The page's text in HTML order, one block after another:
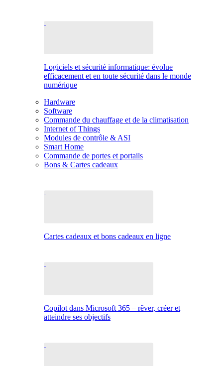
Logiciels et sécurité informatique: évolue
efficacement et en toute sécurité dans le monde
numérique
Hardware
Software
Commande du chauffage et de la climatisation
Internet of Things
Modules de contrôle & ASI
Smart Home
Commande de portes et portails
Bons & Cartes cadeaux
Cartes cadeaux et bons cadeaux en ligne
Copilot dans Microsoft 365 – rêver, créer et
atteindre ses objectifs